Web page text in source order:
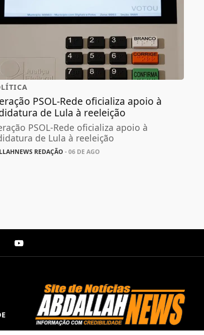
PSOL-Rede oficializa apoio à
de Lula à reeleição
PSOL-Rede oficializa apoio à
de Lula à reeleição
REDAÇÃO - 06 DE AGO